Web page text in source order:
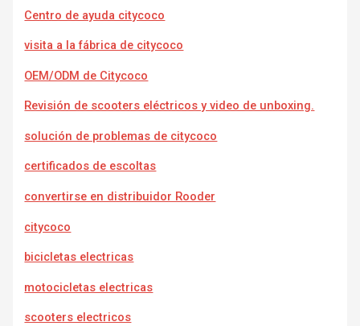
Centro de ayuda citycoco
visita a la fábrica de citycoco
OEM/ODM de Citycoco
Revisión de scooters eléctricos y video de unboxing.
solución de problemas de citycoco
certificados de escoltas
convertirse en distribuidor Rooder
citycoco
bicicletas electricas
motocicletas electricas
scooters electricos